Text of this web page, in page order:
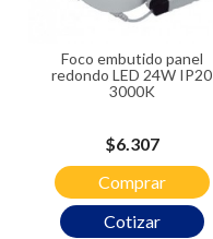
Foco embutido panel
redondo LED 24W IP20
3000K
Cotizar
Precio
$6.307
Comprar